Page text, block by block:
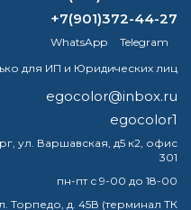
поверхностей
краска?
краска?
+7(901)372-44-27
WhatsApp
Telegram
для ИП и Юридических лиц
egocolor@inbox.ru
egocolor1
ул. Варшавская, д5 к2, офис
301
пн-пт с 9-00 до 18-00
Торпедо, д. 45В (терминал ТК